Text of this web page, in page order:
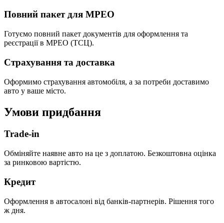
Повний пакет для МРЕО
Готуємо повний пакет документів для оформлення та
реєстрації в МРЕО (ТСЦ).
Страхування та доставка
Оформимо страхування автомобіля, а за потреби доставимо
авто у ваше місто.
Умови придбання
Trade-in
Обміняйте наявне авто на це з доплатою. Безкоштовна оцінка
за ринковою вартістю.
Кредит
Оформлення в автосалоні від банків-партнерів. Рішення того
ж дня.